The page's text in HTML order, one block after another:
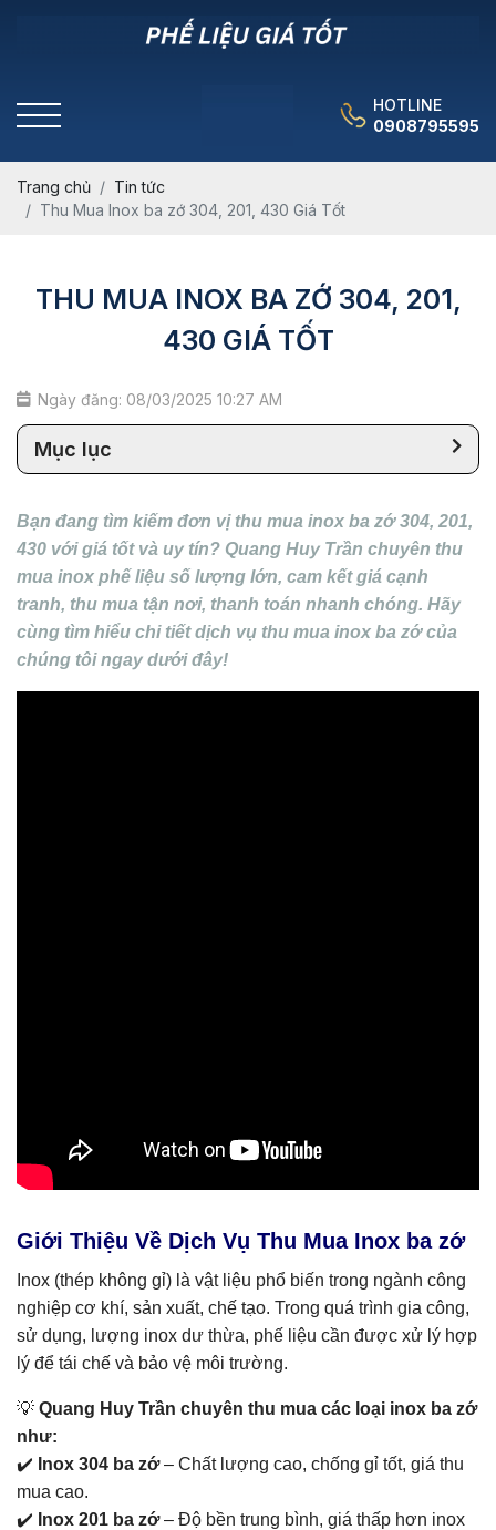
HOTLINE
0908795595
Trang chủ
Tin tức
Thu Mua Inox ba zớ 304, 201, 430 Giá Tốt
THU MUA INOX BA ZỚ 304, 201,
430 GIÁ TỐT
Ngày đăng: 08/03/2025 10:27 AM
Mục lục
Bạn đang tìm kiếm đơn vị thu mua inox ba zớ 304, 201,
430 với giá tốt và uy tín? Quang Huy Trần chuyên thu
mua inox phế liệu số lượng lớn, cam kết giá cạnh
tranh, thu mua tận nơi, thanh toán nhanh chóng. Hãy
cùng tìm hiểu chi tiết dịch vụ thu mua inox ba zớ của
chúng tôi ngay dưới đây!
Giới Thiệu Về Dịch Vụ Thu Mua Inox ba zớ
Inox (thép không gỉ) là vật liệu phổ biến trong ngành công
nghiệp cơ khí, sản xuất, chế tạo. Trong quá trình gia công,
sử dụng, lượng inox dư thừa, phế liệu cần được xử lý hợp
lý để tái chế và bảo vệ môi trường.
💡 Quang Huy Trần chuyên thu mua các loại inox ba zớ
như:
✔️ Inox 304 ba zớ– Chất lượng cao, chống gỉ tốt, giá thu
mua cao.
✔️ Inox 201 ba zớ– Độ bền trung bình, giá thấp hơn inox